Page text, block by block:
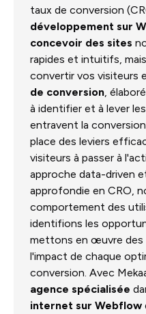
taux de conversion
développement sur
concevoir des sites
rapides et intuitifs,
convertir vos visiteurs
de conversion ,
à identifier et à lever
entravent la
place des leviers
visiteurs à passer à
approche data-driven
approfondie en CRO,
comportement des
identifions les
mettons en œuvre des
l'impact de chaque
conversion. Avec
agence spécialisée
internet sur Webflow